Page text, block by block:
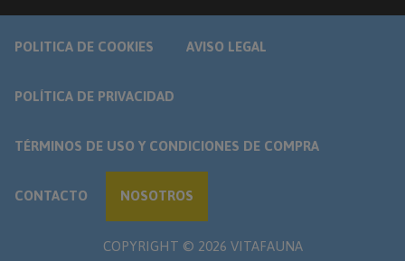
POLITICA DE COOKIES AVISO LEGAL
POLÍTICA DE PRIVACIDAD
TÉRMINOS DE USO Y CONDICIONES DE COMPRA
CONTACTO NOSOTROS
COPYRIGHT © 2026 VITAFAUNA